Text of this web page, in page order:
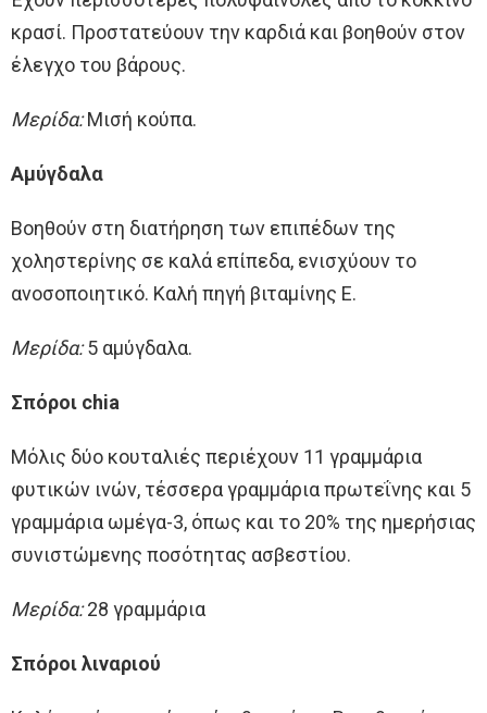
κρασί. Προστατεύουν την καρδιά και βοηθούν στον
έλεγχο του βάρους.
Μερίδα:Μισή κούπα.
Αμύγδαλα
Βοηθούν στη διατήρηση των επιπέδων της
χοληστερίνης σε καλά επίπεδα, ενισχύουν το
ανοσοποιητικό. Καλή πηγή βιταμίνης Ε.
Μερίδα:5 αμύγδαλα.
Σπόροι chia
Μόλις δύο κουταλιές περιέχουν 11 γραμμάρια
φυτικών ινών, τέσσερα γραμμάρια πρωτεΐνης και 5
γραμμάρια ωμέγα-3, όπως και το 20% της ημερήσιας
συνιστώμενης ποσότητας ασβεστίου.
Μερίδα:28 γραμμάρια
Σπόροι λιναριού